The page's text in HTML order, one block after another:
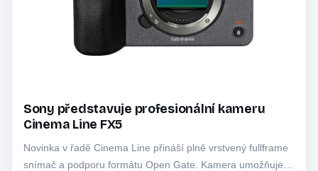
Sony představuje profesionální kameru
Cinema Line FX5
Novinka v řadě Cinema Line přináší plně vrstvený fullframe
snímač a podporu formátu Open Gate. Kamera umožňuje